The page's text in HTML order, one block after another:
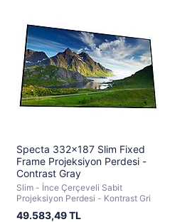
Specta 332x187 Slim Fixed
Frame Projeksiyon Perdesi -
Contrast Gray
Slim - İnce Çerçeveli Sabit
Projeksiyon Perdesi - Kontrast Gri
49.583,49 TL